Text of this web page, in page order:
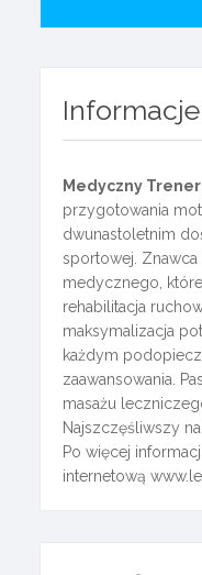
Informacje
Medyczny
przygotowania
dwunastoletnim
sportowej. Znawca
medycznego,
rehabilitacja
maksymalizacja
każdym
zaawansowania.
masażu
Najszczęśliwszy
Po więcej
internetową